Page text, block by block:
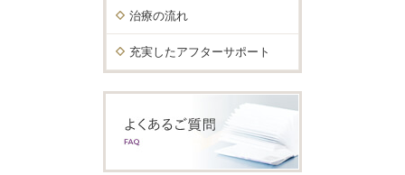
治療の流れ
充実したアフターサポート